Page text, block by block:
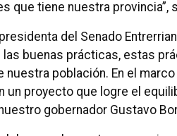
que tiene nuestra provincia”,
del Senado
las buenas prácticas, estas
nuestra población. En el
un proyecto que logre el
gobernador Gustavo